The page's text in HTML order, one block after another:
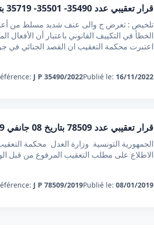
قرار تعقيبي عدد 35490- 35501- 35719 بتاريخ 26 نوفمبر 2022 : جريمة التعذيب - موظف عمومي
تلخيص : تعرض ج والى عنف شديد مسلط من
اعتبرت محكمة التعقيب ان القصد الجنائي في
Publié le: 16/11/2022
J P 35490/2022
قرار تعقيبي عدد 78509 بتاريخ 08 جانفي 2019 : جريمة التعذيب المرتكبة من طرف عون أمن ضد متهم أثناء الاحتفاظ به
الاطلاع على مطلب التعقيب المرفوع من قبل الوكيل العام بمحكمة الاستئناف
Publié le: 08/01/2019
J P 78509/2019